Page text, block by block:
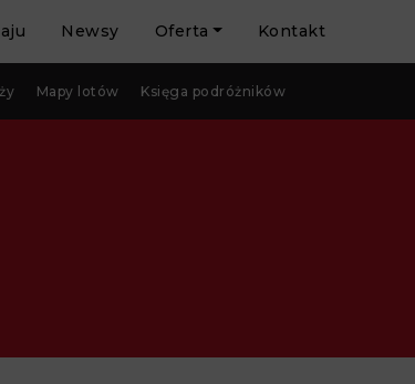
Newsy Oferta Kontakt
Mapy lotów Księga podróżników